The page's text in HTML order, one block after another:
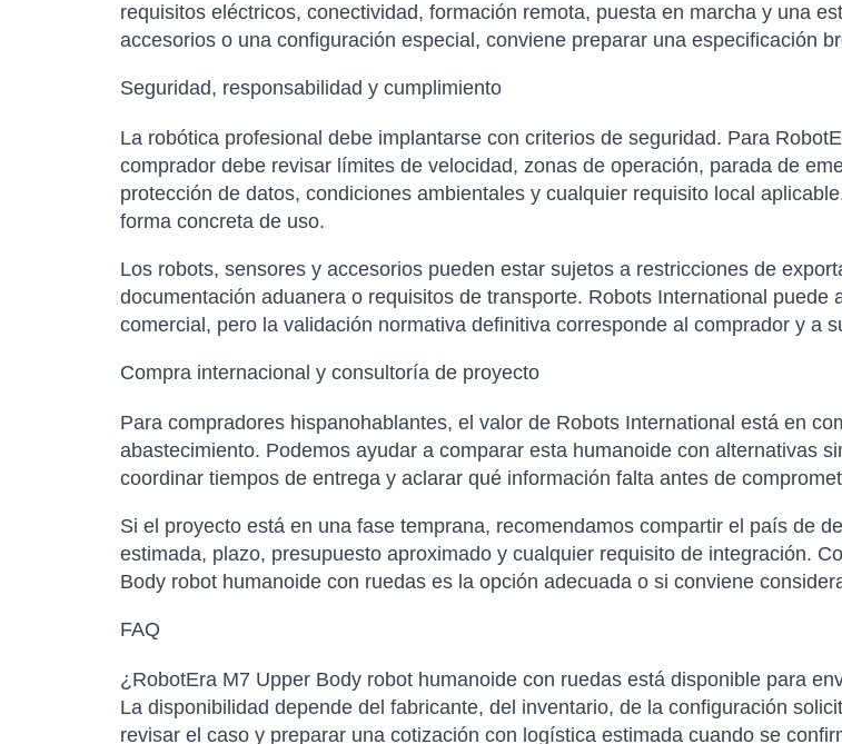
requisitos eléctricos, conectividad, formación remota, puesta en marcha y una
accesorios o una configuración especial, conviene preparar una especificación
Seguridad, responsabilidad y cumplimiento
La robótica profesional debe implantarse con criterios de seguridad. Para
comprador debe revisar límites de velocidad, zonas de operación, parada de
protección de datos, condiciones ambientales y cualquier requisito local
forma concreta de uso.
Los robots, sensores y accesorios pueden estar sujetos a restricciones de
documentación aduanera o requisitos de transporte. Robots International
comercial, pero la validación normativa definitiva corresponde al comprador y a
Compra internacional y consultoría de proyecto
Para compradores hispanohablantes, el valor de Robots International está en
abastecimiento. Podemos ayudar a comparar esta humanoide con alternativas
coordinar tiempos de entrega y aclarar qué información falta antes de
Si el proyecto está en una fase temprana, recomendamos compartir el país de
estimada, plazo, presupuesto aproximado y cualquier requisito de integración.
Body robot humanoide con ruedas es la opción adecuada o si conviene
FAQ
¿RobotEra M7 Upper Body robot humanoide con ruedas está disponible para
La disponibilidad depende del fabricante, del inventario, de la configuración
revisar el caso y preparar una cotización con logística estimada cuando se